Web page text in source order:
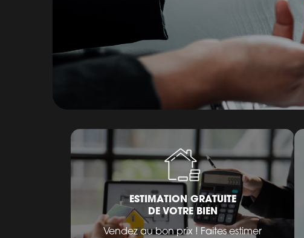
ESTIMATION GRATUITE
DE VOTRE BIEN
Vendez au bon prix ! Faites estimer